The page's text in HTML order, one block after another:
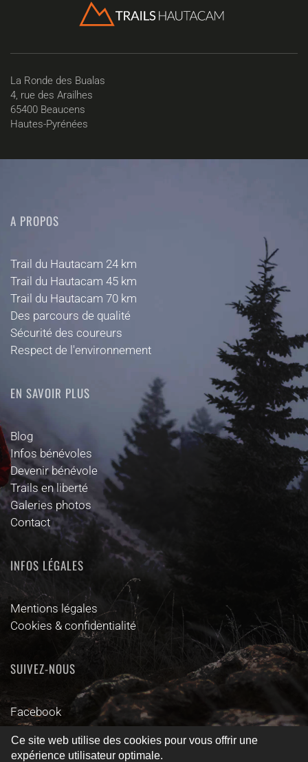
La Ronde des Bualas
4, rue des Arailhes
65400 Beaucens
Hautes-Pyrénées
A PROPOS
Trail du Hautacam 24 km
Trail du Hautacam 45 km
Trail du Hautacam 70 km
Des parcours de qualité
Sécurité des coureurs
Respect de l'environnement
EN SAVOIR PLUS
Blog
Infos bénévoles
Devenir bénévole
Trails en liberté
Galeries photos
Contact
INFOS LÉGALES
Mentions légales
Cookies & confidentialité
SUIVEZ-NOUS
Facebook
© 2025 - Tous droits réservés - Imaginé & créé par l'agence
Ce site web utilise des cookies pour vous offrir une
expérience utilisateur optimale.